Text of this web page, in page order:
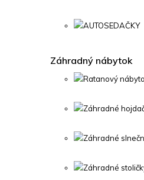
AUTOSEDAČKY
Záhradný nábytok
Ratanový
Záhradné
Záhradné
Záhradné